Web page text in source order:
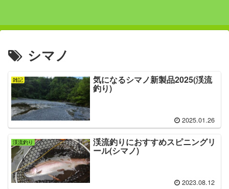
シマノ
雑記 気になるシマノ新製品2025(渓流
釣り)
2025.01.26
渓流釣り 渓流釣りにおすすめスピニングリ
ール(シマノ)
2023.08.12